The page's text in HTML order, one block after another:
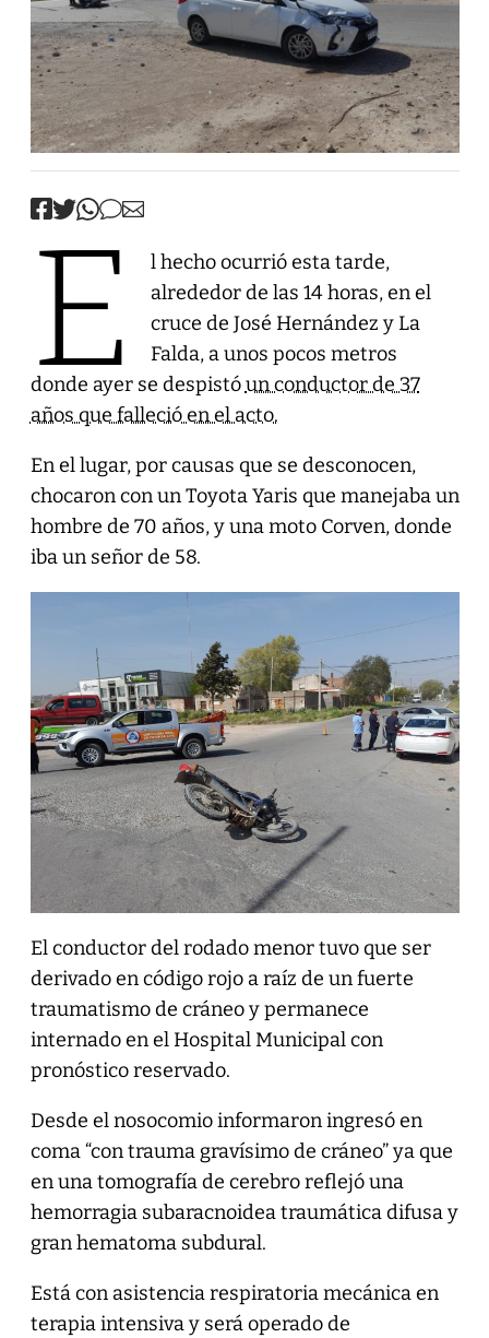
E
l hecho ocurrió esta tarde,
alrededor de las 14 horas, en el
cruce de José Hernández y La
Falda, a unos pocos metros
donde ayer se despistóun conductor de 37
años que falleció en el acto.
En el lugar, por causas que se desconocen,
chocaron con un Toyota Yaris que manejaba un
hombre de 70 años, y una moto Corven, donde
iba un señor de 58.
El conductor del rodado menor tuvo que ser
derivado en código rojo a raíz de un fuerte
traumatismo de cráneo y permanece
internado en el Hospital Municipal con
pronóstico reservado.
Desde el nosocomio informaron ingresó en
coma “con trauma gravísimo de cráneo” ya que
en una tomografía de cerebro reflejó una
hemorragia subaracnoidea traumática difusa y
gran hematoma subdural.
Está con asistencia respiratoria mecánica en
terapia intensiva y será operado de